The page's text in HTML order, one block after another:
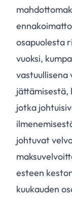
osapuolesta
vuoksi,
jättämisestä,
jotka
johtuvat
esteen
kuukauden